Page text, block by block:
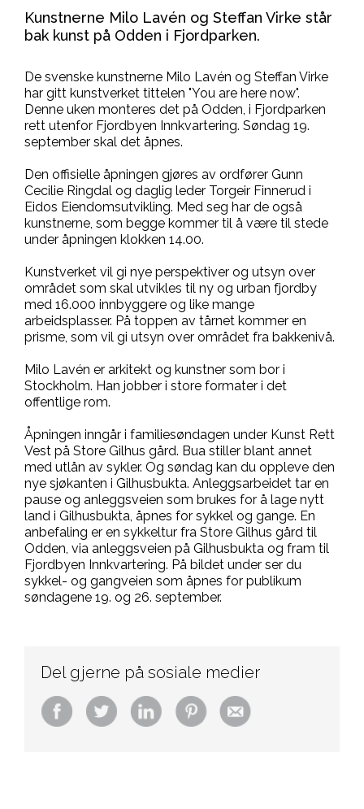
Kunstnerne Milo Lavén og Steffan Virke står
bak kunst på Odden i Fjordparken.
De svenske kunstnerne Milo Lavén og Steffan Virke
har gitt kunstverket tittelen "You are here now".
Denne uken monteres det på Odden, i Fjordparken
rett utenfor Fjordbyen Innkvartering. Søndag 19.
september skal det åpnes.
Den offisielle åpningen gjøres av ordfører Gunn
Cecilie Ringdal og daglig leder Torgeir Finnerud i
Eidos Eiendomsutvikling. Med seg har de også
kunstnerne, som begge kommer til å være til stede
under åpningen klokken 14.00.
Kunstverket vil gi nye perspektiver og utsyn over
området som skal utvikles til ny og urban fjordby
med 16.000 innbyggere og like mange
arbeidsplasser. På toppen av tårnet kommer en
prisme, som vil gi utsyn over området fra bakkenivå.
Milo Lavén er arkitekt og kunstner som bor i
Stockholm. Han jobber i store formater i det
offentlige rom.
Åpningen inngår i familiesøndagen under Kunst Rett
Vest på Store Gilhus gård. Bua stiller blant annet
med utlån av sykler. Og søndag kan du oppleve den
nye sjøkanten i Gilhusbukta. Anleggsarbeidet tar en
pause og anleggsveien som brukes for å lage nytt
land i Gilhusbukta, åpnes for sykkel og gange. En
anbefaling er en sykkeltur fra Store Gilhus gård til
Odden, via anleggsveien på Gilhusbukta og fram til
Fjordbyen Innkvartering. På bildet under ser du
sykkel- og gangveien som åpnes for publikum
søndagene 19. og 26. september.
Del gjerne på sosiale medier